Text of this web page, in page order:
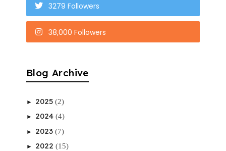
3279 Followers
38,000 Followers
Blog Archive
► 2025 (2)
► 2024 (4)
► 2023 (7)
► 2022 (15)